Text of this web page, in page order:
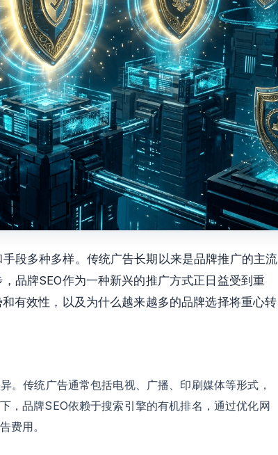
段多种多样。传统广告长期以来是品牌推广的主流
品牌SEO作为一种新兴的推广方式正日益受到重
有效性，以及为什么越来越多的品牌选择将重心转
。传统广告通常包括电视、广播、印刷媒体等形式，
，品牌SEO依赖于搜索引擎的有机排名，通过优化网
费用。